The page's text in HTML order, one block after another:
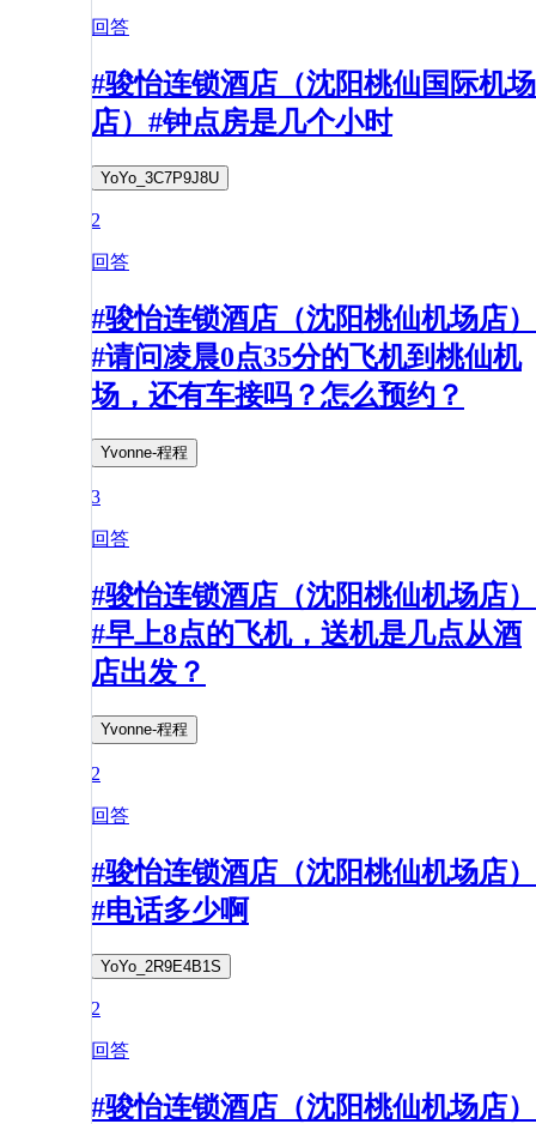
回答
#骏怡连锁酒店（沈阳桃仙国际机场
店）#钟点房是几个小时
YoYo_3C7P9J8U
2
回答
#骏怡连锁酒店（沈阳桃仙机场店）
#请问凌晨0点35分的飞机到桃仙机
场，还有车接吗？怎么预约？
Yvonne-程程
3
回答
#骏怡连锁酒店（沈阳桃仙机场店）
#早上8点的飞机，送机是几点从酒
店出发？
Yvonne-程程
2
回答
#骏怡连锁酒店（沈阳桃仙机场店）
#电话多少啊
YoYo_2R9E4B1S
2
回答
#骏怡连锁酒店（沈阳桃仙机场店）